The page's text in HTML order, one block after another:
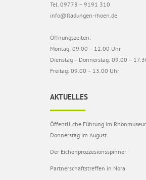
Tel. 09778 – 9191 310
info@fladungen-rhoen.de
Öffnungszeiten:
Montag: 09.00 – 12.00 Uhr
Dienstag – Donnerstag: 09.00 –
Freitag: 09.00 – 13.00 Uhr
AKTUELLES
Öffentlilche Führung im
Donnerstag im August
Der Eichenprozzesionsspinner
Partnerschaftstreffen in Nora